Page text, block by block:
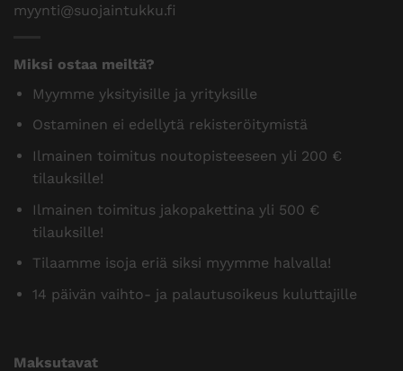
myynti@suojaintukku.fi
Miksi ostaa meiltä?
Myymme yksityisille ja yrityksille
Ostaminen ei edellytä rekisteröitymistä
Ilmainen toimitus noutopisteeseen yli 200 €
tilauksille!
Ilmainen toimitus jakopakettina yli 500 €
tilauksille!
Tilaamme isoja eriä siksi myymme halvalla!
14 päivän vaihto- ja palautusoikeus kuluttajille
Maksutavat